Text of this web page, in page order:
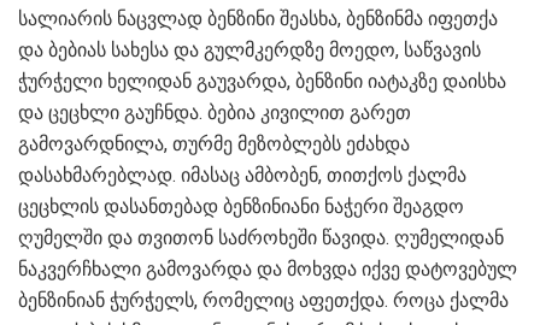
სალიარის ნაცვლად ბენზინი შეასხა, ბენზინმა იფეთქა
და ბებიას სახესა და გულმკერდზე მოედო, საწვავის
ჭურჭელი ხელიდან გაუვარდა, ბენზინი იატაკზე დაისხა
და ცეცხლი გაუჩნდა. ბებია კივილით გარეთ
გამოვარდნილა, თურმე მეზობლებს ეძახდა
დასახმარებლად. იმასაც ამბობენ, თითქოს ქალმა
ცეცხლის დასანთებად ბენზინიანი ნაჭერი შეაგდო
ღუმელში და თვითონ საძროხეში წავიდა. ღუმელიდან
ნაკვერჩხალი გამოვარდა და მოხვდა იქვე დატოვებულ
ბენზინიან ჭურჭელს, რომელიც აფეთქდა. როცა ქალმა